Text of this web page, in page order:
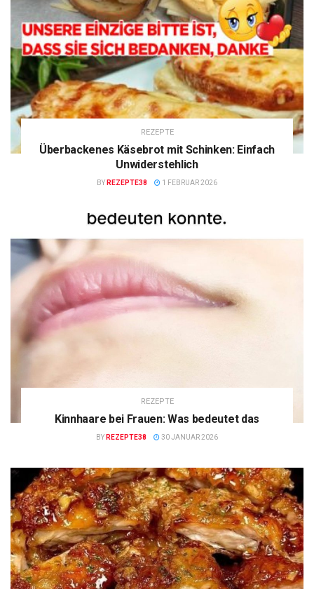
REZEPTE
Überbackenes Käsebrot mit Schinken: Einfach
Unwiderstehlich
BY REZEPTE38 1 FEBRUAR 2026
REZEPTE
Kinnhaare bei Frauen: Was bedeutet das
BY REZEPTE38 30 JANUAR 2026